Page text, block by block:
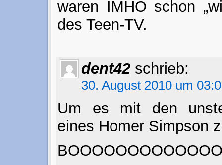
waren IMHO schon
des Teen-TV.
dent42 schrieb:
30. August 2010 um
Um es mit den
eines Homer Simpson